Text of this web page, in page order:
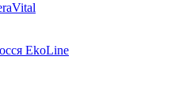
EkoLine